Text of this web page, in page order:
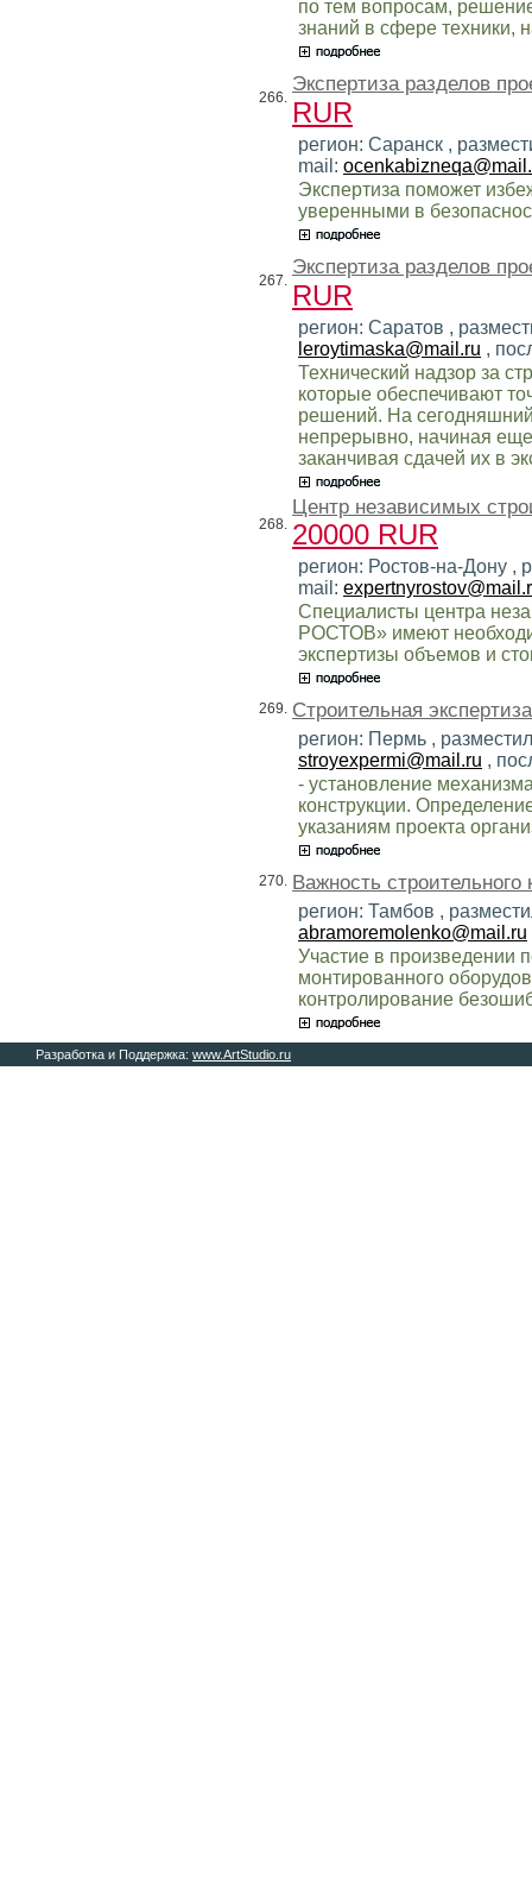
по тем вопросам,
знаний в сфере техники,
266.
Экспертиза разделов
RUR
регион: Саранск ,
mail:
Экспертиза поможет
уверенными в
267.
Экспертиза разделов
RUR
регион: Саратов ,
leroytimaska@mail.ru ,
Технический надзор за
которые обеспечивают
решений. На
непрерывно, начиная
заканчивая сдачей их в
268.
Центр независимых
20000 RUR
регион: Ростов-на-Дону ,
mail:
Специалисты центра
РОСТОВ» имеют
экспертизы объемов и
269. Строительная
регион: Пермь ,
stroyexpermi@mail.ru ,
- установление
конструкции.
указаниям проекта
270. Важность
регион: Тамбов ,
abramoremolenko@mail.ru
Участие в произведении
монтированного
контролирование
Разработка и Поддержка: www.ArtStudio.ru